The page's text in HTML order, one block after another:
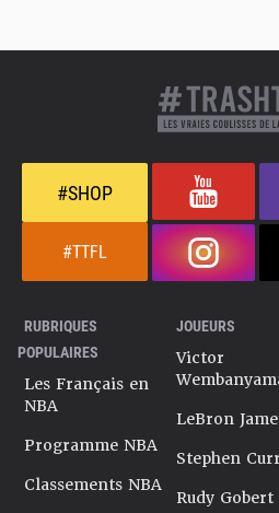
#SHOP
#TTFL
RUBRIQUES
POPULAIRES
Les Français en
NBA
Programme NBA
Classements NBA
JOUEURS
Victor
LeBron
Stephen
Rudy Gobert